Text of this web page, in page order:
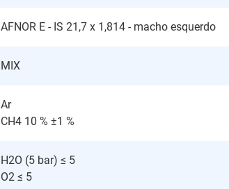
AFNOR E - IS 21,7 x 1,814 - macho esquerdo
MIX
Ar
CH4 10 % ±1 %
H2O (5 bar) ≤ 5
O2 ≤ 5